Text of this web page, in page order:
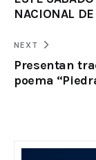
NACIONAL
NEXT
Presentan
poema